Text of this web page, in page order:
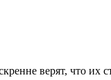
верят, что их